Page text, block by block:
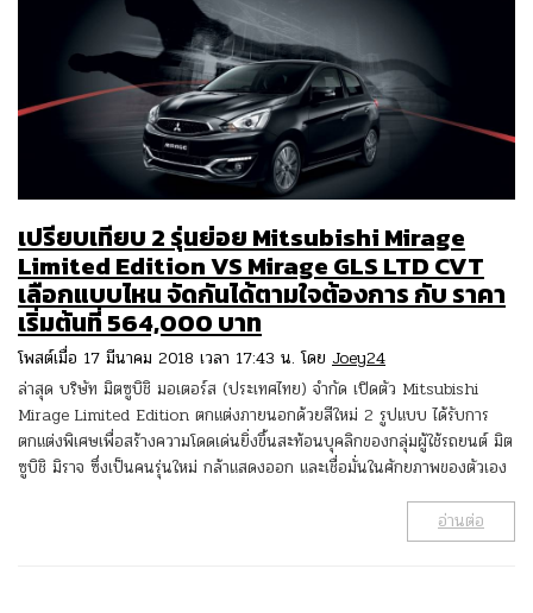
เปรียบเทียบ 2 รุ่นย่อย Mitsubishi Mirage
Limited Edition VS Mirage GLS LTD CVT
เลือกแบบไหน จัดกันได้ตามใจต้องการ กับ ราคา
เริ่มต้นที่ 564,000 บาท
โพสต์เมื่อ 17 มีนาคม 2018 เวลา 17:43 น. โดย Joey24
ล่าสุด บริษัท มิตซูบิชิ มอเตอร์ส (ประเทศไทย) จำกัด เปิดตัว Mitsubishi
Mirage Limited Edition ตกแต่งภายนอกด้วยสีใหม่ 2 รูปแบบ ได้รับการ
ตกแต่งพิเศษเพื่อสร้างความโดดเด่นยิ่งขึ้นสะท้อนบุคลิกของกลุ่มผู้ใช้รถยนต์ มิต
ซูบิชิ มิราจ ซึ่งเป็นคนรุ่นใหม่ กล้าแสดงออก และเชื่อมั่นในศักยภาพของตัวเอง
อ่านต่อ